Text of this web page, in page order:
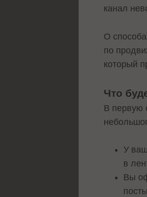
канал
О
по
который
Что
В первую
У
в
Вы